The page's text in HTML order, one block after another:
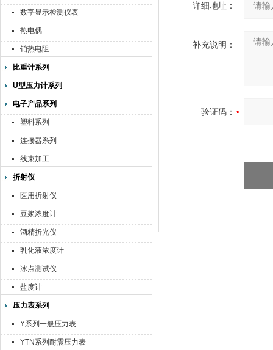
数字显示检测仪表
热电偶
铂热电阻
比重计系列
U型压力计系列
电子产品系列
塑料系列
连接器系列
线束加工
折射仪
医用折射仪
豆浆浓度计
酒精折光仪
乳化液浓度计
冰点测试仪
盐度计
压力表系列
Y系列一般压力表
YTN系列耐震压力表
详细地址：
补充说明：
验证码：